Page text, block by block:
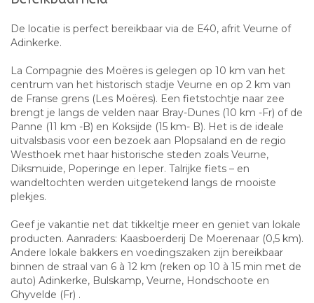
De locatie is perfect bereikbaar via de E40, afrit Veurne of
Adinkerke.
La Compagnie des Moëres is gelegen op 10 km van het
centrum van het historisch stadje Veurne en op 2 km van
de Franse grens (Les Moëres). Een fietstochtje naar zee
brengt je langs de velden naar Bray-Dunes (10 km -Fr) of de
Panne (11 km -B) en Koksijde (15 km- B). Het is de ideale
uitvalsbasis voor een bezoek aan Plopsaland en de regio
Westhoek met haar historische steden zoals Veurne,
Diksmuide, Poperinge en Ieper. Talrijke fiets – en
wandeltochten werden uitgetekend langs de mooiste
plekjes.
Geef je vakantie net dat tikkeltje meer en geniet van lokale
producten. Aanraders: Kaasboerderij De Moerenaar (0,5 km).
Andere lokale bakkers en voedingszaken zijn bereikbaar
binnen de straal van 6 à 12 km (reken op 10 à 15 min met de
auto) Adinkerke, Bulskamp, Veurne, Hondschoote en
Ghyvelde (Fr) .